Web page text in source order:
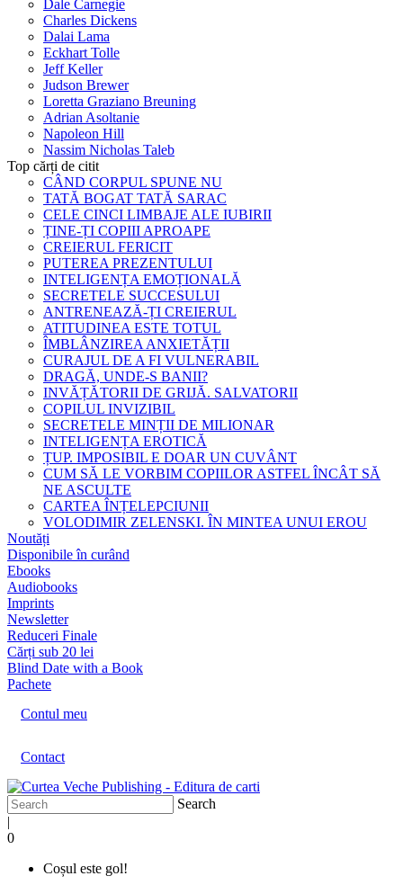
Dale Carnegie
Charles Dickens
Dalai Lama
Eckhart Tolle
Jeff Keller
Judson Brewer
Loretta Graziano Breuning
Adrian Asoltanie
Napoleon Hill
Nassim Nicholas Taleb
Top cărți de citit
CÂND CORPUL SPUNE NU
TATĂ BOGAT TATĂ SARAC
CELE CINCI LIMBAJE ALE IUBIRII
ȚINE-ȚI COPIII APROAPE
CREIERUL FERICIT
PUTEREA PREZENTULUI
INTELIGENȚA EMOȚIONALĂ
SECRETELE SUCCESULUI
ANTRENEAZĂ-ȚI CREIERUL
ATITUDINEA ESTE TOTUL
ÎMBLÂNZIREA ANXIETĂȚII
CURAJUL DE A FI VULNERABIL
DRAGĂ, UNDE-S BANII?
INVĂȚĂTORII DE GRIJĂ. SALVATORII
COPILUL INVIZIBIL
SECRETELE MINȚII DE MILIONAR
INTELIGENȚA EROTICĂ
ȚUP. IMPOSIBIL E DOAR UN CUVÂNT
CUM SĂ LE VORBIM COPIILOR ASTFEL ÎNCÂT SĂ
NE ASCULTE
CARTEA ÎNȚELEPCIUNII
VOLODIMIR ZELENSKI. ÎN MINTEA UNUI EROU
Noutăți
Disponibile în curând
Ebooks
Audiobooks
Imprints
Newsletter
Reduceri Finale
Cărți sub 20 lei
Blind Date with a Book
Pachete
Contul meu
Contact
Search
|
0
Coșul este gol!